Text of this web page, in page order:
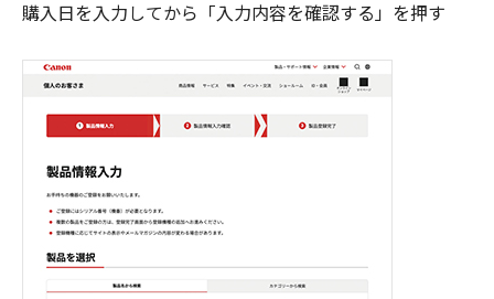
購入日を入力してから「入力内容を確認する」を押す